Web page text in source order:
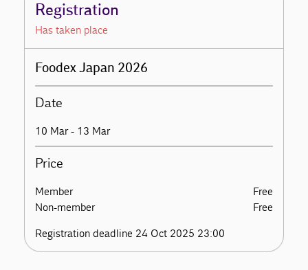
Registration
Has taken place
Foodex Japan 2026
Date
10 Mar - 13 Mar
Price
Member
Free
Non-member
Free
Registration deadline 24 Oct 2025 23:00